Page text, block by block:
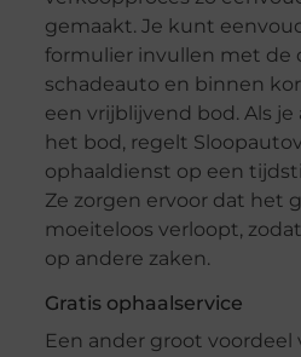
gemaakt. Je kunt
formulier invullen met de
schadeauto en binnen
een vrijblijvend bod. Als
het bod, regelt
ophaaldienst op een
Ze zorgen ervoor dat het
moeiteloos verloopt,
op andere zaken.
Gratis ophaalservice
Een ander groot voordeel